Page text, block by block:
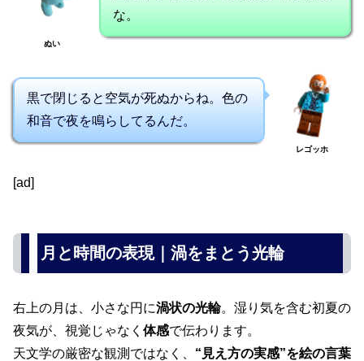
ぬい
な。
黒で閉じると空気が死ぬからね。色の
和音で夜を鳴らしてるんだ。
レゴッホ
[ad]
月と時間の表現｜渦をまとう光輪
右上の月は、小さな円に渦状の光輪。湿り気を含む初夏の
夜気が、視覚じゃなく 体感で伝わります。
天文学の厳密な観測ではなく、 “見え方の実感”を絵の言葉